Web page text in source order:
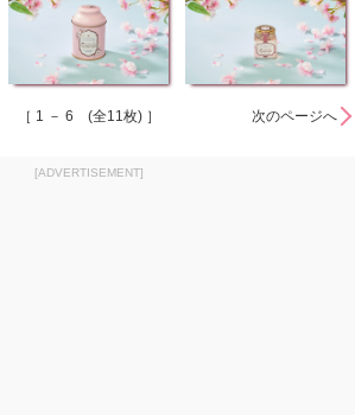
［ 1 － 6 (全11枚) ］ 次のページへ
[ADVERTISEMENT]